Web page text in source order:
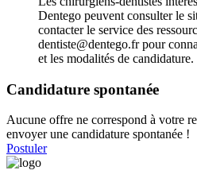
Dentego peuvent consulter le
contacter le service des
dentiste@dentego.fr pour
et les modalités de candidature.
Candidature spontanée
Aucune offre ne correspond à votre
envoyer une candidature spontanée !
Postuler